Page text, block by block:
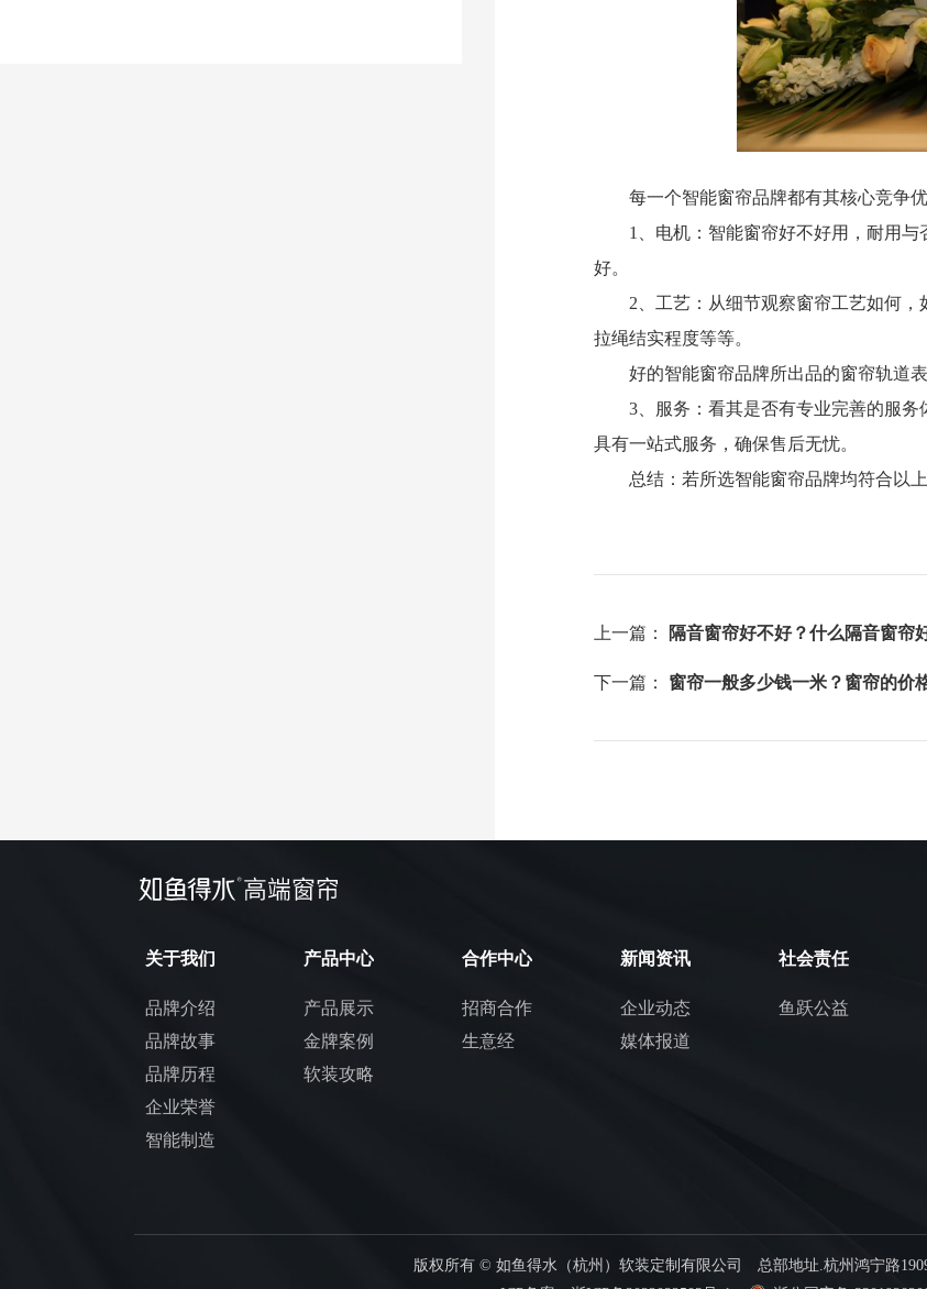
每一个智能窗帘品牌都有其核心竞争优
1、电机：智能窗帘好不好用，耐用与
好。
2、工艺：从细节观察窗帘工艺如何，
拉绳结实程度等等。
好的智能窗帘品牌所出品的窗帘轨道表
3、服务：看其是否有专业完善的服务
具有一站式服务，确保售后无忧。
总结：若所选智能窗帘品牌均符合以上
上一篇： 隔音窗帘好不好？什么隔音窗帘
下一篇： 窗帘一般多少钱一米？窗帘的价
关于我们
品牌介绍
品牌故事
品牌历程
企业荣誉
智能制造
产品中心
产品展示
金牌案例
软装攻略
合作中心
招商合作
生意经
新闻资讯
企业动态
媒体报道
社会责任
鱼跃公益
版权所有 © 如鱼得水（杭州）软装定制有限公司 总部地址.杭州鸿宁路